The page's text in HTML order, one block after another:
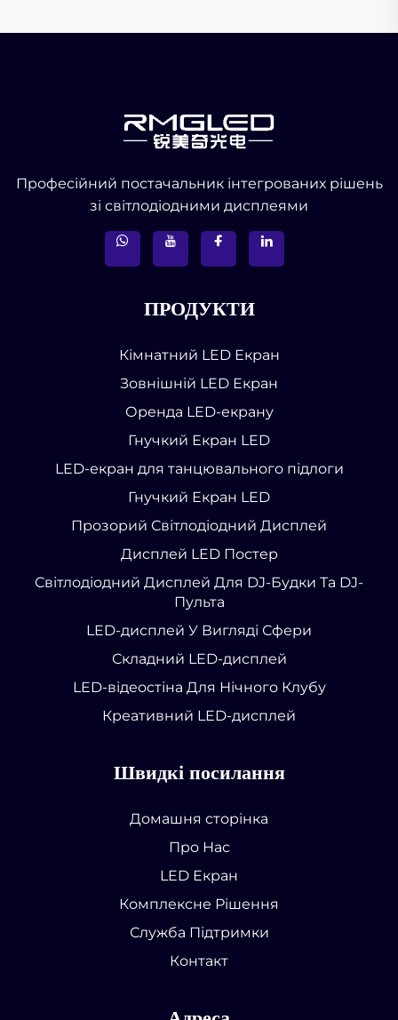
Професійний постачальник інтегрованих рішень
зі світлодіодними дисплеями
ПРОДУКТИ
Кімнатний LED Екран
Зовнішній LED Екран
Оренда LED-екрану
Гнучкий Екран LED
LED-екран для танцювального підлоги
Гнучкий Екран LED
Прозорий Світлодіодний Дисплей
Дисплей LED Постер
Світлодіодний Дисплей Для DJ-Будки Та DJ-
Пульта
LED-дисплей У Вигляді Сфери
Складний LED-дисплей
LED-відеостіна Для Нічного Клубу
Креативний LED-дисплей
Швидкі посилання
Домашня сторінка
Про Нас
LED Екран
Комплексне Рішення
Служба Підтримки
Контакт